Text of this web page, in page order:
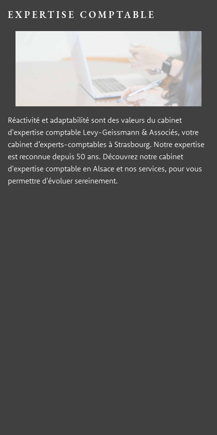
EXPERTISE COMPTABLE
Réactivité et adaptabilité sont des valeurs du cabinet
d'expertise comptable Levy-Geissmann & Associés, votre
cabinet d’experts-comptables à Strasbourg. Notre expertise
est reconnue depuis 50 ans. Découvrez notre cabinet
d'expertise comptable en Alsace et nos services, pour vous
permettre d'évoluer sereinement.